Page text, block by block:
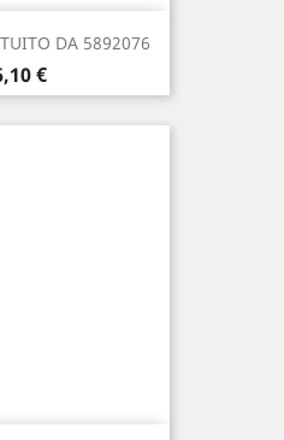
DA 5892076
€